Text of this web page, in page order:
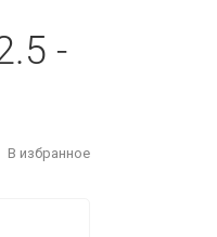
-
В избранное